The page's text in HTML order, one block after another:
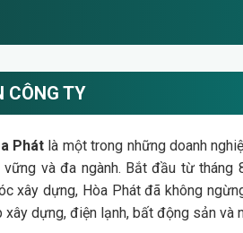
CÔNG TY
Phát là một trong những doanh
vững và đa ngành. Bắt đầu từ
xây dựng, Hòa Phát đã không
xây dựng, điện lạnh, bất động sản và